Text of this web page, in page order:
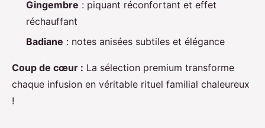
Gingembre : piquant réconfortant et effet
réchauffant
Badiane : notes anisées subtiles et élégance
Coup de cœur : La sélection premium transforme
chaque infusion en véritable rituel familial chaleureux
!